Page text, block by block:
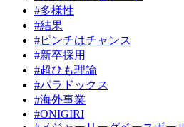
#多様性
#結果
#ピンチはチャンス
#新卒採用
#超ひも理論
#パラドックス
#海外事業
#ONIGIRI